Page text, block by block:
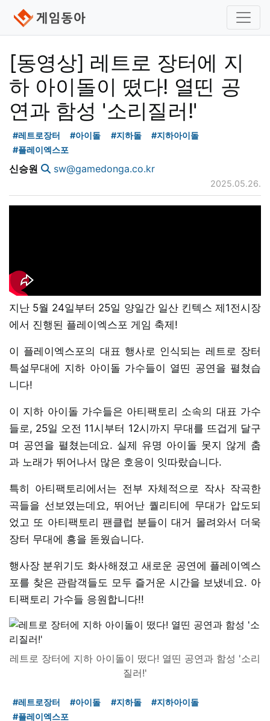
[동영상] 레트로 장터에 지
하 아이돌이 떴다! 열띤 공
연과 함성 '소리질러!'
#레트로장터 #아이돌 #지하돌
#지하아이돌
#플레이엑스포
신승원 sw@gamedonga.co.kr
2025.05.26.
지난 5월 24일부터 25일 양일간 일산 킨텍스 제1전시장
에서 진행된 플레이엑스포 게임 축제!
이 플레이엑스포의 대표 행사로 인식되는 레트로 장터
특설무대에 지하 아이돌 가수들이 열띤 공연을 펼쳤습
니다!
이 지하 아이돌 가수들은 아티팩토리 소속의 대표 가수
들로, 25일 오전 11시부터 12시까지 무대를 뜨겁게 달구
며 공연을 펼쳤는데요. 실제 유명 아이돌 못지 않게 춤
과 노래가 뛰어나서 많은 호응이 잇따랐습니다.
특히 아티팩토리에서는 전부 자체적으로 작사 작곡한
곡들을 선보였는데요, 뛰어난 퀄리티에 무대가 압도되
었고 또 아티팩토리 팬클럽 분들이 대거 몰려와서 더욱
장터 무대에 흥을 돋웠습니다.
행사장 분위기도 화사해졌고 새로운 공연에 플레이엑스
포를 찾은 관람객들도 모두 즐거운 시간을 보냈네요. 아
티팩토리 가수들 응원합니다!!
레트로 장터에 지하 아이돌이 떴다! 열띤 공연과 함성 '소리
질러!'
#레트로장터 #아이돌 #지하돌
#지하아이돌
#플레이엑스포